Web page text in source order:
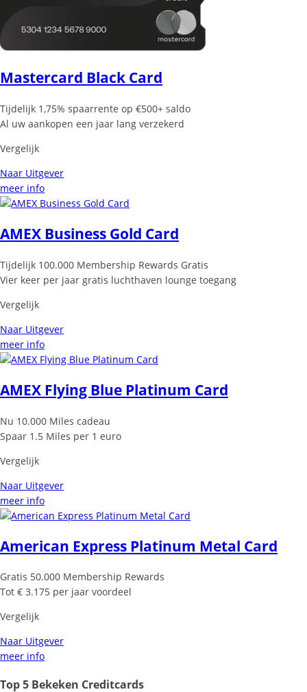
Mastercard Black Card
Tijdelijk 1,75% spaarrente op €500+ saldo
Al uw aankopen een jaar lang verzekerd
Vergelijk
Naar Uitgever
meer info
AMEX Business Gold Card
Tijdelijk 100.000 Membership Rewards Gratis
Vier keer per jaar gratis luchthaven lounge toegang
Vergelijk
Naar Uitgever
meer info
AMEX Flying Blue Platinum Card
Nu 10.000 Miles cadeau
Spaar 1.5 Miles per 1 euro
Vergelijk
Naar Uitgever
meer info
American Express Platinum Metal Card
Gratis 50.000 Membership Rewards
Tot € 3.175 per jaar voordeel
Vergelijk
Naar Uitgever
meer info
Top 5 Bekeken Creditcards